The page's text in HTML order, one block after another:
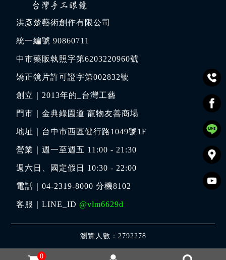
0
洪彥楚藝術創作有限公司
統一編號 90860711
中市藥販執照字第6203220960號
矯正鏡片許可證字第002832號
創立｜2013年的_台灣工藝
門市｜金典綠園道 寵物友善商場
地址｜ 台中市西區健行路1049號1F
營業｜週一至週五 11:00 - 21:30
週六日、國定假日 10:30 - 22:00
電話｜04-2319-8000 分機8102
客服｜LINE_ID @vlm6629d
瀏覽人數：2792278